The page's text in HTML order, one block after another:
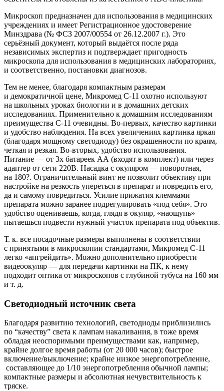
Микроскоп предназначен для использования в медицинских
учреждениях и имеет Регистрационное удостоверение
Минздрава (№ ФСЗ 2007/00554 от 26.12.2007 г.). Это
серьёзный документ, который выдаётся после ряда
независимых экспертиз и подтверждает пригодность
микроскопа для использования в медицинских лабораториях,
и соответственно, постановки диагнозов.
Тем не менее, благодаря компактным размерам
и демократичной цене, Микромед С-11 охотно используют
на школьных уроках биологии и в домашних детских
исследованиях. Применительно к домашним исследованиям
преимущества С-11 очевидны. Во-первых, качество картинки
и удобство наблюдения. На всех увеличениях картинка яркая
(благодаря мощному светодиоду) без окрашенности по краям,
четкая и резкая. Во-вторых, удобство использования.
Питание — от 3х батареек АА (входят в комплект) или через
адаптер от сети 220В. Насадка с окуляром — поворотная,
на 180?. Ограничительный винт не позволит объективу при
настройке на резкость упереться в препарат и повредить его,
да и самому повредиться. Усилие прижатия клеммами
препарата можно заранее подрегулировать «под себя». Это
удобство оцениваешь, когда, глядя в окуляр, «наощупь»
пытаешься подвести нужный участок препарата под объектив.
Т. к. все посадочные размеры выполнены в соответствии
с принятыми в микроскопии стандартами, Микромед С-11
легко «апгрейдить». Можно дополнительно приобрести
видеоокуляр — для передачи картинки на ПК, к нему
подходит оптика от микроскопов с глубиной тубуса на 160 мм
и т. д.
Светодиодный источник света
Благодаря развитию технологий, светодиоды приблизились
по “качеству” света к лампам накаливания, в тоже время
обладая неоспоримыми преимуществами как, например,
крайне долгое время работы (от 20 000 часов); быстрое
включение/выключение; крайне низкое энергопотребление,
составляющее до 1/10 энергопотребления обычной лампы;
компактные размеры и абсолютная нечувствительность к
тряске.